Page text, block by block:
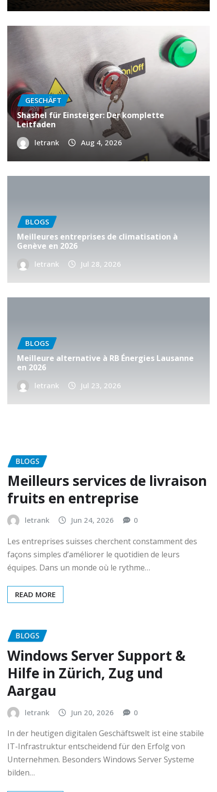
GESCHÄFT
Shashel für Einsteiger: Der komplette
Leitfaden
letrank Aug 4, 2026
BLOGS
Meilleures entreprises de climatisation à
Genève en 2026
letrank Jul 28, 2026
BLOGS
Meilleure alternative à RB Énergies Lausanne
en 2026
letrank Jul 23, 2026
BLOGS
Meilleurs services de livraison
fruits en entreprise
letrank Jun 24, 2026 0
Les entreprises suisses cherchent constamment des
façons simples d’améliorer le quotidien de leurs
équipes. Dans un monde où le rythme…
READ MORE
BLOGS
Windows Server Support &
Hilfe in Zürich, Zug und
Aargau
letrank Jun 20, 2026 0
In der heutigen digitalen Geschäftswelt ist eine stabile
IT-Infrastruktur entscheidend für den Erfolg von
Unternehmen. Besonders Windows Server Systeme
bilden…